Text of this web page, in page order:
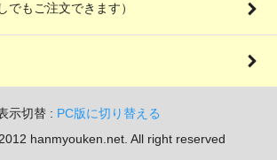
でもご注文できます）
示切替 : PC版に切り替える
hanmyouken.net. All right reserved